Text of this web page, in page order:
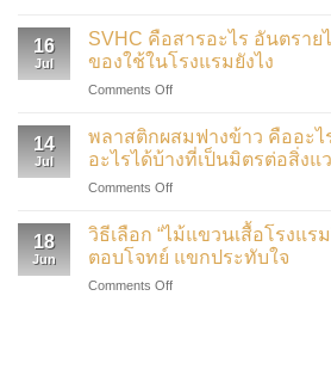
น้ำ
ได้
แบบ
ปกติ
คือ
อะไร
ต่าง
จาก
ยัง
ไง
ของใช้
ใน
16
Jul
SVHC คือสารอะไร อันตราย
ของใช้ในโรงแรมยังไง
Comments Offon
คือ
สาร
อะไร
อันตราย
และ
เกี่ยวข้อง
14
Jul
พลาสติกผสมฟางข้าว คืออะไ
อะไรได้บ้างที่เป็นมิตรต่อสิ่งแ
Comments Offon
ผสม
ข้าว
คือ
18
Jun
วิธีเลือก “ไม้แขวนเสื้อโรงแร
ตอบโจทย์ แขกประทับใจ
Comments Offon